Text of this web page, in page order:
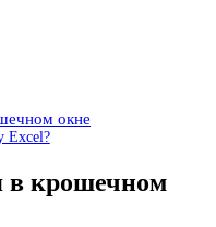
окне
Excel?
в крошечном